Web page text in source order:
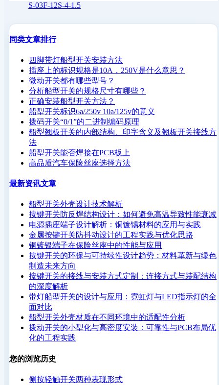
S-03F-12S-4-1.5
同类文章排行
四脚带灯船型开关安装方法
插座上的标识规格是10A，250V是什么意思？
微动开关都有哪些型号？
分析船型开关的规格尺寸有哪些？
正确安装船型开关方法？
船型开关标识6a/250v 10a/125v的意义
拨码开关“0/1”的二进制编码原理
船型翘板开关的内部结构、印字含义及翘板开关接线方
法
船型开关能否焊接在PCB板上
高品质汽车保险丝座选择方法
最新资讯文章
船型开关外壳设计技术解析
按键开关防反焊结构设计：如何避免高温导致性能衰减
电源插座端子设计解析：铜镀锡材料的应用与实践
金属按键开关防抖动设计的工程实践与优化思路
铜镀银端子在保险丝座中的性能与应用
按键开关的环保与可持续性设计趋势：材料革新与绿色
制造未来方向
按键开关的接线与安装方式定制：连接方式与装配结构
的深度解析
带灯船型开关的设计与应用：霓虹灯与LED指示灯的全
面对比
船型开关外壳材质在不同环境中的适配性分析
拨动开关的小型化与高密度安装：可靠性与PCB布局优
化的工程实践
您的浏览历史
侧按轻触开关两种表现形式